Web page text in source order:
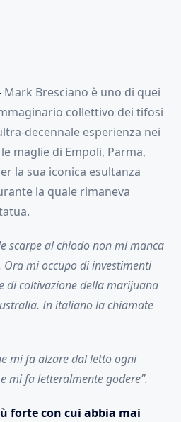
Mark Bresciano è uno di quei
collettivo dei tifosi
decennale esperienza nei
maglie di Empoli, Parma,
la sua iconica esultanza
la quale rimaneva
scarpe al chiodo non mi manca
mi occupo di investimenti
di coltivazione della marijuana
In italiano la chiamate
mi fa alzare dal letto ogni
mi fa letteralmente godere”.
forte con cui abbia mai